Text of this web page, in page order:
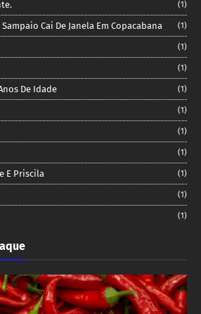
(1)
Cai De Janela Em Copacabana (1)
(1)
(1)
De Idade (1)
(1)
(1)
(1)
E Priscila (1)
(1)
(1)